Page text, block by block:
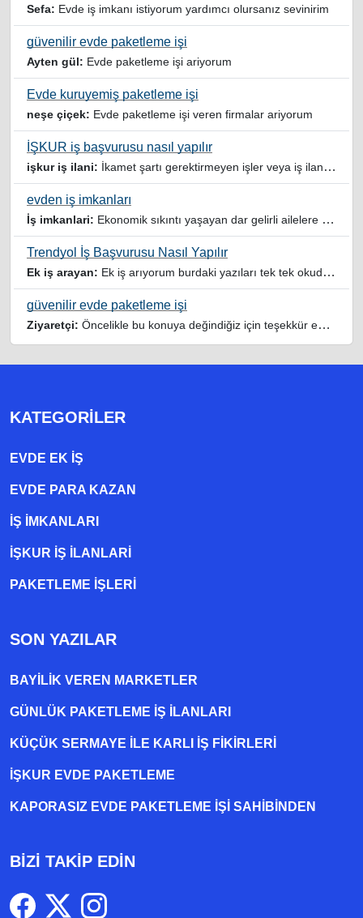
Sefa: Evde iş imkanı istiyorum yardımcı olursanız sevinirim
güvenilir evde paketleme işi
Ayten gül: Evde paketleme işi ariyorum
Evde kuruyemiş paketleme işi
neşe çiçek: Evde paketleme işi veren firmalar ariyorum
İŞKUR iş başvurusu nasıl yapılır
işkur iş ilani: İkamet şartı gerektirmeyen işler veya iş ilanlari da listelensin. Arama sonucuna işverenin tercih ettiği ikamet illeri de eklense olmazmi
evden iş imkanları
İş imkanlari: Ekonomik sıkıntı yaşayan dar gelirli ailelere özellikle evde iş imkanı sağlayan bu durumdan istifade eden ev hanımlarına büyük bir nimet çalışmak ev Ekonomisine benim gibi destek olmak isteyenler sağlam güvenilir sitelere rağbet etsin her ilan yada reklam doğru adres olmayabiliyor arkadaşlar, bu alanda bize yol gösteren yardımcı olan doğru şekilde yönlendiren sayfaya teşekkür ederim elinize emeklerine sağlık
Trendyol İş Başvurusu Nasıl Yapılır
Ek iş arayan: Ek iş arıyorum burdaki yazıları tek tek okudum faydalı iş imkanları var tsk let
güvenilir evde paketleme işi
Ziyaretçi: Öncelikle bu konuya değindiğiz için teşekkür ederim maalesef bu tarzda yazılarla inanıp aldanan ve dolandirilan insanlar oluyor, o yüzden bu sektörlerde işini hakkıyla yapan siteler ve sayfalara itibar edilmeli,üç beş demeden ek gelir ile evine destek olmayan iyi niyetli insanlarında iyi niyetleri suistimal edilmemeli,sayfanızın geniş kitlelere doğru ve gerçek adresten ulaşması temennisiyle kolaylıklar dilerim..
KATEGORILER
EVDE EK IŞ
EVDE PARA KAZAN
İŞ İMKANLARI
İŞKUR İŞ İLANLARI
PAKETLEME IŞLERI
SON YAZILAR
BAYILIK VEREN MARKETLER
GÜNLÜK PAKETLEME İŞ İLANLARI
KÜÇÜK SERMAYE ILE KARLI İŞ FIKIRLERI
İŞKUR EVDE PAKETLEME
KAPORASIZ EVDE PAKETLEME IŞI SAHIBINDEN
BİZİ TAKİP EDİN